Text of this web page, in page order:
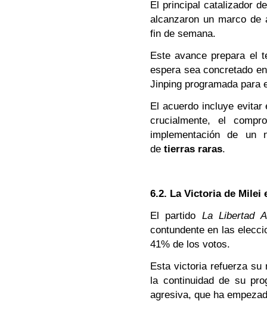
El principal catalizador
alcanzaron un marco de
fin de semana.
Este avance prepara el
espera sea concretado
Jinping programada para
El acuerdo incluye evitar
crucialmente, el
implementación de un
de tierras raras.
6.2. La Victoria de Milei
El partido La Libertad
contundente en las
41% de los votos.
Esta victoria refuerza su
la continuidad de su
agresiva, que ha